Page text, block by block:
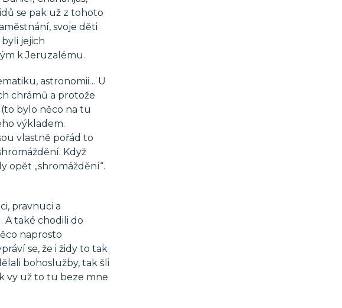
se pak už z tohoto
svoje děti
jejich
k Jeruzalému.
astronomii… U
chrámů a protože
bylo něco na tu
výkladem.
vlastně pořád to
Když
opět „shromáždění“.
pravnuci a
A také chodili do
naprosto
se, že i židy to tak
bohoslužby, tak šli
vy už to tu beze mne